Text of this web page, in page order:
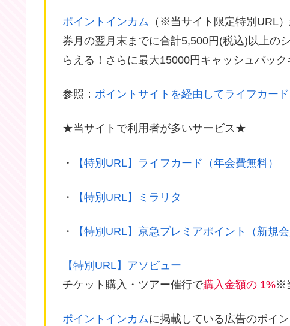
ポイントインカム （※当サイト限定特別URL
券月の翌月末までに合計5,500円(税込)以上の
らえる！さらに最大15000円キャッシュバック
参照： ポイントサイトを経由してライフカー
★当サイトで利用者が多いサービス★
・ 【特別URL】ライフカード（年会費無料）
・ 【特別URL】ミラリタ
・ 【特別URL】京急プレミアポイント（新規会
【特別URL】アソビュー
チケット購入・ツアー催行で購入金額の 1%※
ポイントインカムに掲載している広告のポイ